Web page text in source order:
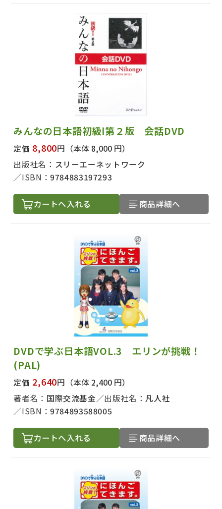
みんなの日本語初級Ⅰ第２版 会話DVD
定価 8,800円 （本体 8,000 円）
出版社名： スリーエーネットワーク
ISBN：9784883197293
カートへ入れる 商品詳細へ
DVDで学ぶ日本語VOL.3 エリンが挑戦！
(PAL)
定価 2,640円 （本体 2,400 円）
著者名： 国際交流基金 出版社名： 凡人社
ISBN：9784893588005
カートへ入れる 商品詳細へ